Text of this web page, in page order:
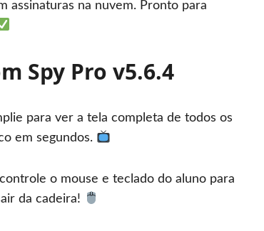
assinaturas na nuvem. Pronto para
Spy Pro v5.6.4
para ver a tela completa de todos os
em segundos.
o mouse e teclado do aluno para
da cadeira!